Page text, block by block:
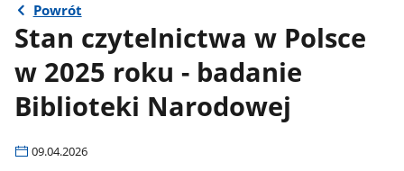
Powrót
Stan czytelnictwa w Polsce
w 2025 roku - badanie
Biblioteki Narodowej
09.04.2026